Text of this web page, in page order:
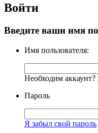
Войти
Введите ваши имя
Имя пользователя:
Необходим аккаунт?
Пароль
Я забыл свой пароль